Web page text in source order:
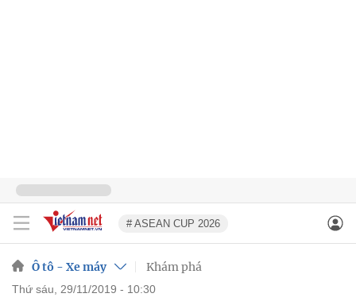
# ASEAN CUP 2026
Ô tô - Xe máy Khám phá
thứ sáu, 29/11/2019 - 10:30